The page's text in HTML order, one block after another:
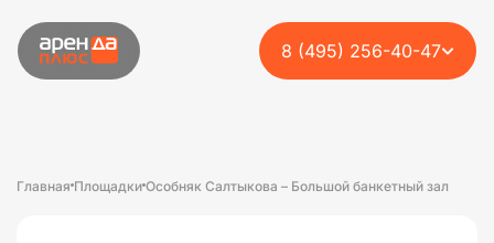
8 (495) 256-40-47
Главная Площадки Особняк Салтыкова – Большой банкетный зал